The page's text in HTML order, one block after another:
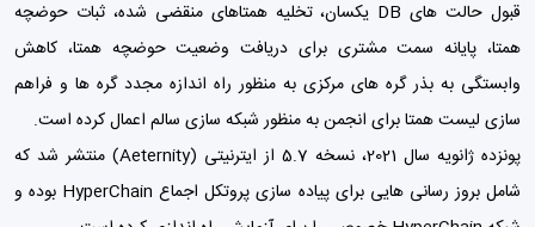
قبول حالت های DB یکسان، تخلیه همتاهای منقضی شده، ثبات حوضچه
همتا، پایانه سمت مشتری برای دریافت وضعیت حوضچه همتا، کاهش
وابستگی به بذر گره های مرکزی به منظور راه اندازه مجدد گره ها و فراهم
سازی لیست همتا برای انجمن به منظور شبکه سازی سالم اعمال کرده است.
پونزده ژانویه سال 2021، نسخه 5.7 از ایترنیتی (Aeternity) منتشر شد که
شامل بروز رسانی هایی برای پیاده سازی پروتکل اجماع HyperChain بوده و